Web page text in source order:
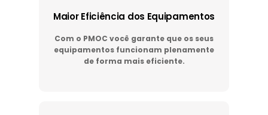
Maior Eficiência dos Equipamentos
Com o PMOC você garante que os seus
equipamentos funcionam plenamente
de forma mais eficiente.